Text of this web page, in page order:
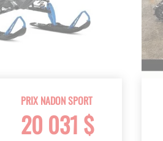
PRIX NADON SPORT
20 031 $